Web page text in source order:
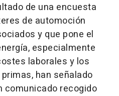
de una encuesta
de automoción
y que pone el
especialmente
laborales y los
han señalado
comunicado recogido